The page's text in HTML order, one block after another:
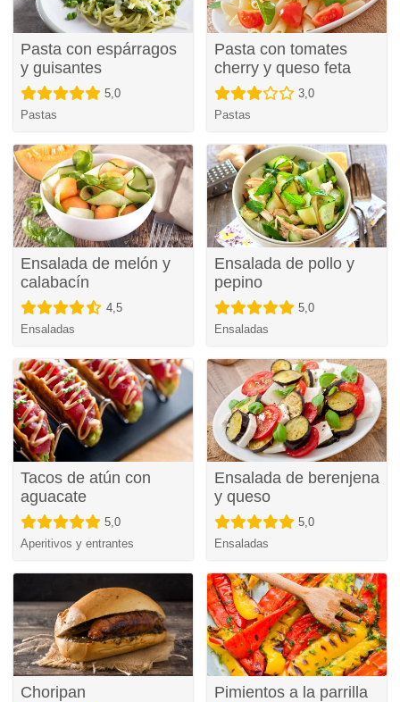
Pasta con espárragos
y guisantes
5,0
Pastas
Pasta con tomates
cherry y queso feta
3,0
Pastas
Ensalada de melón y
calabacín
4,5
Ensaladas
Ensalada de pollo y
pepino
5,0
Ensaladas
Tacos de atún con
aguacate
5,0
Aperitivos y entrantes
Ensalada de berenjena
y queso
5,0
Ensaladas
Choripan Pimientos a la parrilla